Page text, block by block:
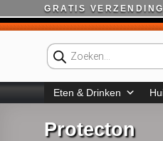
naar
GRATIS
Producten
zoeken
Eten & Drinken
Protecton